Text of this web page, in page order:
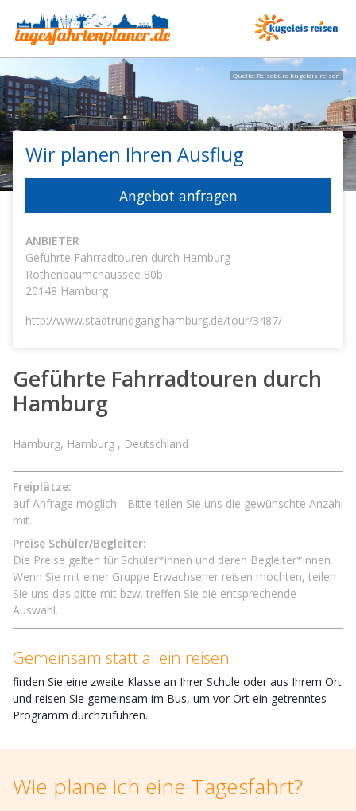
Quelle: Reisebüro kugeleis reisen
Wir planen Ihren Ausflug
Angebot anfragen
ANBIETER
Geführte Fahrradtouren durch Hamburg
Rothenbaumchaussee 80b
20148 Hamburg
http://www.stadtrundgang.hamburg.de/tour/3487/
Geführte Fahrradtouren durch
Hamburg
Hamburg, Hamburg , Deutschland
Freiplätze:
auf Anfrage möglich - Bitte teilen Sie uns die gewünschte Anzahl
mit.
Preise Schüler/Begleiter:
Die Preise gelten für Schüler*innen und deren Begleiter*innen.
Wenn Sie mit einer Gruppe Erwachsener reisen möchten, teilen
Sie uns das bitte mit bzw. treffen Sie die entsprechende
Auswahl.
Gemeinsam statt allein reisen
finden Sie eine zweite Klasse an Ihrer Schule oder aus Ihrem Ort
und reisen Sie gemeinsam im Bus, um vor Ort ein getrenntes
Programm durchzuführen.
Wie plane ich eine Tagesfahrt?